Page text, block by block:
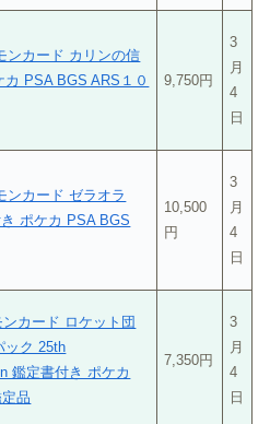
ンカード カリンの信
PSA BGS ARS１０
9,750円
3
月
4
日
ンカード ゼラオラ
ポケカ PSA BGS
10,500
円
3
月
4
日
ンカード ロケット団
ック 25th
鑑定書付き ポケカ
品
7,350円
3
月
4
日